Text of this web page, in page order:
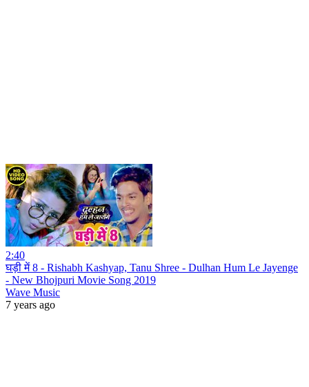
2:40
घड़ी में 8 - Rishabh Kashyap, Tanu Shree - Dulhan Hum Le Jayenge
- New Bhojpuri Movie Song 2019
Wave Music
7 years ago